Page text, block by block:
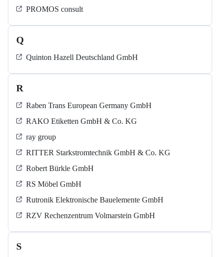
PROMOS consult
Q
Quinton Hazell Deutschland GmbH
R
Raben Trans European Germany GmbH
RAKO Etiketten GmbH & Co. KG
ray group
RITTER Starkstromtechnik GmbH & Co. KG
Robert Bürkle GmbH
RS Möbel GmbH
Rutronik Elektronische Bauelemente GmbH
RZV Rechenzentrum Volmarstein GmbH
S